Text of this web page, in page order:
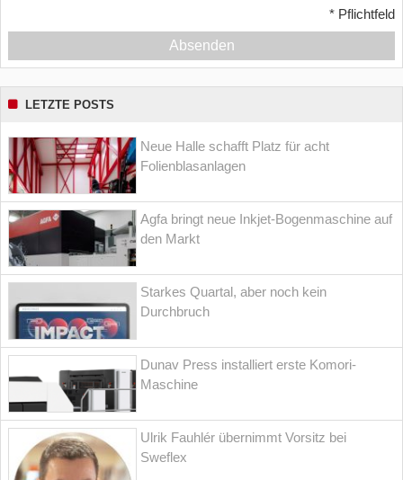
* Pflichtfeld
Absenden
LETZTE POSTS
Neue Halle schafft Platz für acht
Folienblasanlagen
Agfa bringt neue Inkjet-Bogenmaschine auf
den Markt
Starkes Quartal, aber noch kein
Durchbruch
Dunav Press installiert erste Komori-
Maschine
Ulrik Fauhlér übernimmt Vorsitz bei
Sweflex